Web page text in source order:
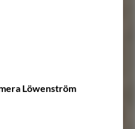
Löwenström